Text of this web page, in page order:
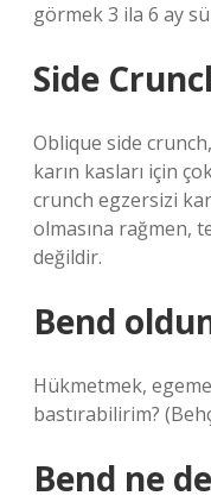
görmek 3 ila 6 ay
Side
Oblique side
karın kasları için
crunch egzersizi
olmasına rağmen,
değildir.
Bend
Hükmetmek,
bastırabilirim?
Bend ne